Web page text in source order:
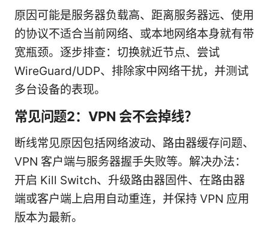
原因可能是服务器负载高、距离服务器远、使用
的协议不适合当前网络、或本地网络本身就有带
宽瓶颈。逐步排查：切换就近节点、尝试
WireGuard/UDP、排除家中网络干扰，并测试
多台设备的表现。
常见问题2：VPN 会不会掉线？
断线常见原因包括网络波动、路由器缓存问题、
VPN 客户端与服务器握手失败等。解决办法：
开启 Kill Switch、升级路由器固件、在路由器
端或客户端上启用自动重连，并保持 VPN 应用
版本为最新。